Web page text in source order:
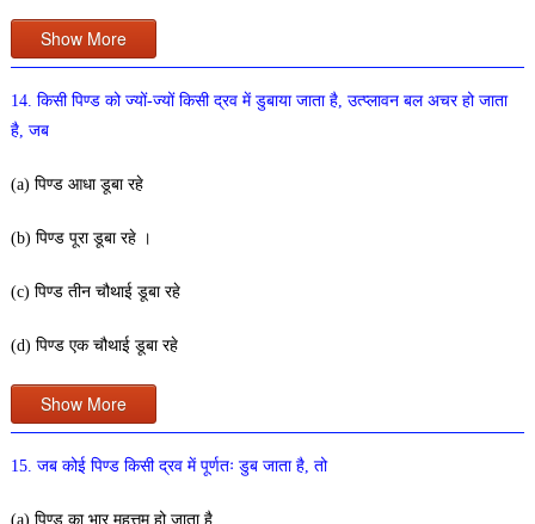
Show More
14. किसी पिण्ड को ज्यों-ज्यों किसी द्रव में डुबाया जाता है, उत्प्लावन बल अचर हो जाता
है, जब
(a) पिण्ड आधा डूबा रहे
(b) पिण्ड पूरा डूबा रहे ।
(c) पिण्ड तीन चौथाई डूबा रहे
(d) पिण्ड एक चौथाई डूबा रहे
Show More
15. जब कोई पिण्ड किसी द्रव में पूर्णतः डुब जाता है, तो
(a) पिण्ड का भार महत्तम हो जाता है